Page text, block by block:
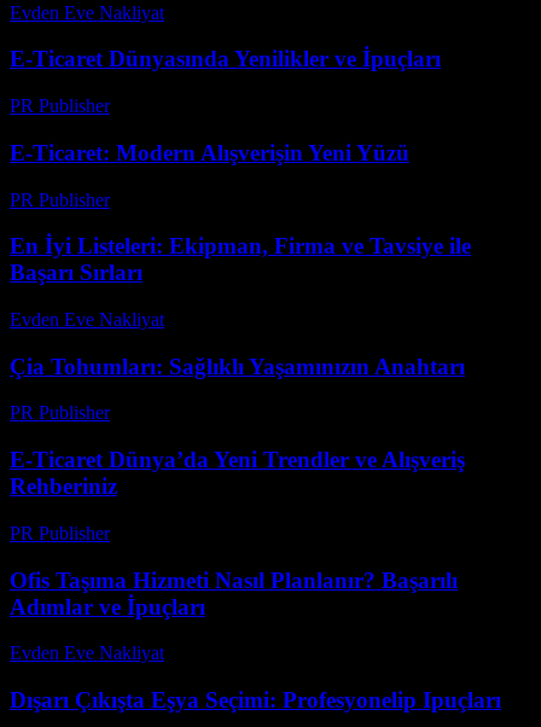
Evden Eve Nakliyat
E-Ticaret Dünyasında Yenilikler ve İpuçları
PR Publisher-
E-Ticaret: Modern Alışverişin Yeni Yüzü
PR Publisher-
En İyi Listeleri: Ekipman, Firma ve Tavsiye ile
Başarı Sırları
Evden Eve Nakliyat
Çia Tohumları: Sağlıklı Yaşamınızın Anahtarı
PR Publisher-
E-Ticaret Dünya’da Yeni Trendler ve Alışveriş
Rehberiniz
PR Publisher-
Ofis Taşıma Hizmeti Nasıl Planlanır? Başarılı
Adımlar ve İpuçları
Evden Eve Nakliyat
Dışarı Çıkışta Eşya Seçimi: Profesyonelip Ipuçları